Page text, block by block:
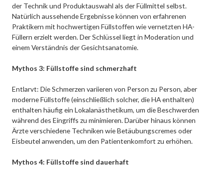
der Technik und Produktauswahl als der Füllmittel selbst.
Natürlich aussehende Ergebnisse können von erfahrenen
Praktikern mit hochwertigen Füllstoffen wie vernetzten HA-
Füllern erzielt werden. Der Schlüssel liegt in Moderation und
einem Verständnis der Gesichtsanatomie.
Mythos 3: Füllstoffe sind schmerzhaft
Entlarvt: Die Schmerzen variieren von Person zu Person, aber
moderne Füllstoffe (einschließlich solcher, die HA enthalten)
enthalten häufig ein Lokalanästhetikum, um die Beschwerden
während des Eingriffs zu minimieren. Darüber hinaus können
Ärzte verschiedene Techniken wie Betäubungscremes oder
Eisbeutel anwenden, um den Patientenkomfort zu erhöhen.
Mythos 4: Füllstoffe sind dauerhaft